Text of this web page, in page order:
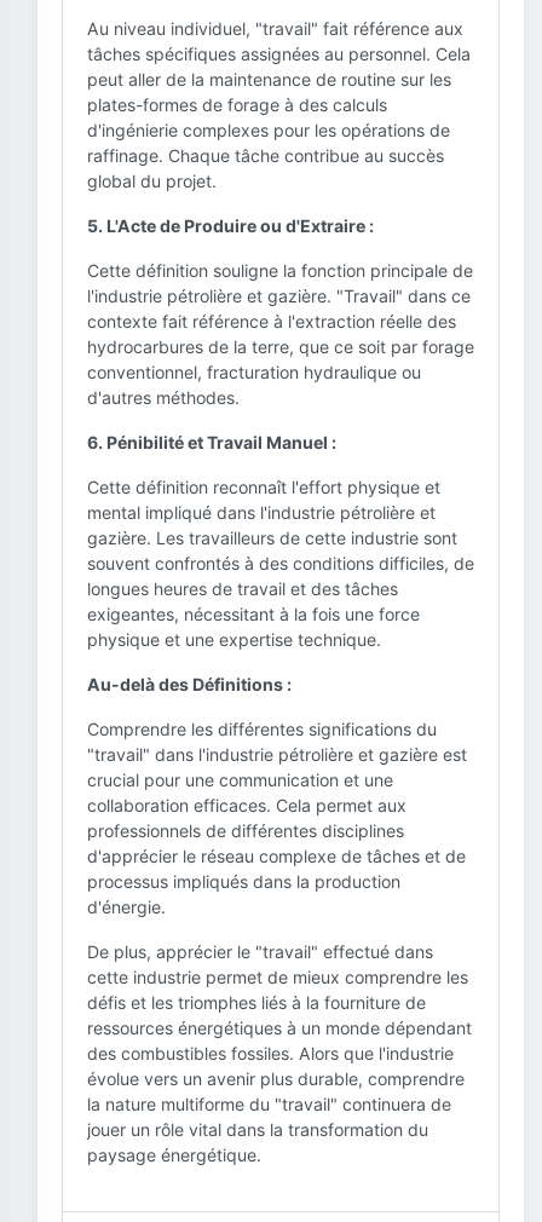
Au niveau individuel, "travail" fait référence aux
tâches spécifiques assignées au personnel. Cela
peut aller de la maintenance de routine sur les
plates-formes de forage à des calculs
d'ingénierie complexes pour les opérations de
raffinage. Chaque tâche contribue au succès
global du projet.
5. L'Acte de Produire ou d'Extraire :
Cette définition souligne la fonction principale de
l'industrie pétrolière et gazière. "Travail" dans ce
contexte fait référence à l'extraction réelle des
hydrocarbures de la terre, que ce soit par forage
conventionnel, fracturation hydraulique ou
d'autres méthodes.
6. Pénibilité et Travail Manuel :
Cette définition reconnaît l'effort physique et
mental impliqué dans l'industrie pétrolière et
gazière. Les travailleurs de cette industrie sont
souvent confrontés à des conditions difficiles, de
longues heures de travail et des tâches
exigeantes, nécessitant à la fois une force
physique et une expertise technique.
Au-delà des Définitions :
Comprendre les différentes significations du
"travail" dans l'industrie pétrolière et gazière est
crucial pour une communication et une
collaboration efficaces. Cela permet aux
professionnels de différentes disciplines
d'apprécier le réseau complexe de tâches et de
processus impliqués dans la production
d'énergie.
De plus, apprécier le "travail" effectué dans
cette industrie permet de mieux comprendre les
défis et les triomphes liés à la fourniture de
ressources énergétiques à un monde dépendant
des combustibles fossiles. Alors que l'industrie
évolue vers un avenir plus durable, comprendre
la nature multiforme du "travail" continuera de
jouer un rôle vital dans la transformation du
paysage énergétique.